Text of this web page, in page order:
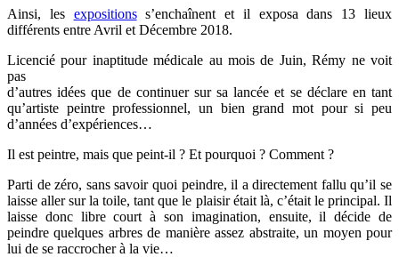
Ainsi, les expositionss’enchaînent et il exposa dans 13 lieux
différents entre Avril et Décembre 2018.
Licencié pour inaptitude médicale au mois de Juin, Rémy ne voit
pas
d’autres idées que de continuer sur sa lancée et se déclare en tant
qu’artiste peintre professionnel, un bien grand mot pour si peu
d’années d’expériences…
Il est peintre, mais que peint-il ? Et pourquoi ? Comment ?
Parti de zéro, sans savoir quoi peindre, il a directement fallu qu’il se
laisse aller sur la toile, tant que le plaisir était là, c’était le principal. Il
laisse donc libre court à son imagination, ensuite, il décide de
peindre quelques arbres de manière assez abstraite, un moyen pour
lui de se raccrocher à la vie…